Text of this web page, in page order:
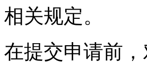
相关规定。
在提交申请前